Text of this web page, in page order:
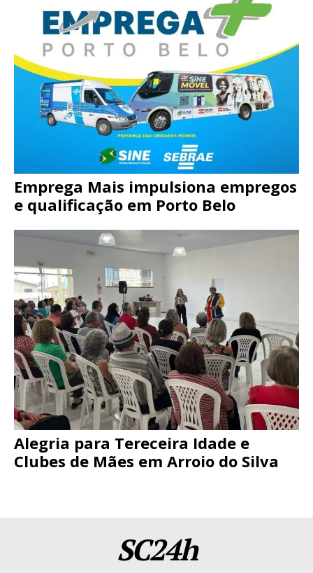
Emprega Mais impulsiona empregos
e qualificação em Porto Belo
Alegria para Tereceira Idade e
Clubes de Mães em Arroio do Silva
SC24h